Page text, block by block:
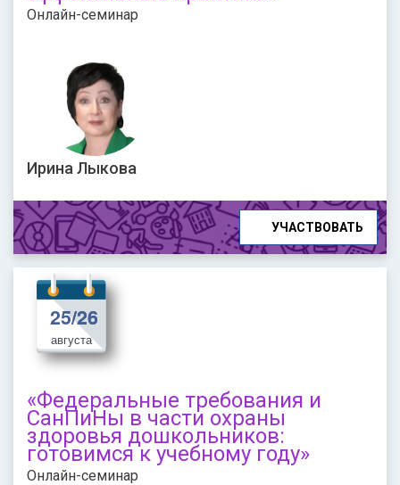
Онлайн-семинар
Ирина Лыкова
УЧАСТВОВАТЬ
25/26
августа
25/26
«Федеральные требования и
СанПиНы в части охраны
здоровья дошкольников:
готовимся к учебному году»
Онлайн-семинар